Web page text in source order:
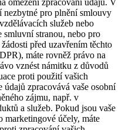
omezení zpracování údajů. V
nezbytné pro plnění smlouvy
služeb nebo
stranou, nebo pro
před uzavřením těchto
máte rovněž právo na
vznést námitku z důvodů
proti použití vašich
zpracovává vaše osobní
zájmu, např. v
a služeb. Pokud jsou vaše
marketingové účely, máte